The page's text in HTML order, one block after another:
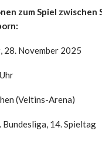
zum Spiel zwischen
28. November 2025
(Veltins-Arena)
14. Spieltag